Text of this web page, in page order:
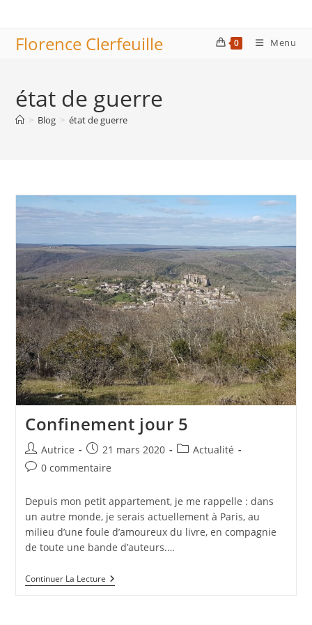
contentFlorence Clerfeuille 0 Menu
état de guerre
> Blog > état de guerre
Confinement jour 5
Auteur/autrice
de
Autrice
Publication
publiée :
21 mars 2020
PostActualité
Commentaires
la
publication :
0 commentaire
Depuis mon petit appartement, je me rappelle : dans
un autre monde, je serais actuellement à Paris, au
milieu d’une foule d’amoureux du livre, en compagnie
de toute une bande d’auteurs.…
Continuer La LectureConfinement
Jour